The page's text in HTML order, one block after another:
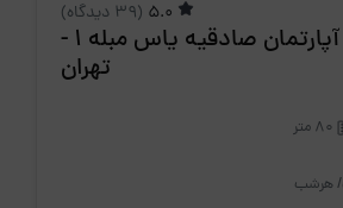
(39 دیدگاه)
اجاره روزانه آپارتمان صادقیه یاس مبله 1 -
تهران
80 متر
/ هرشب